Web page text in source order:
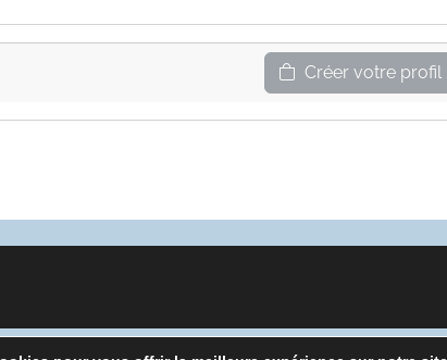
Créer votre profil